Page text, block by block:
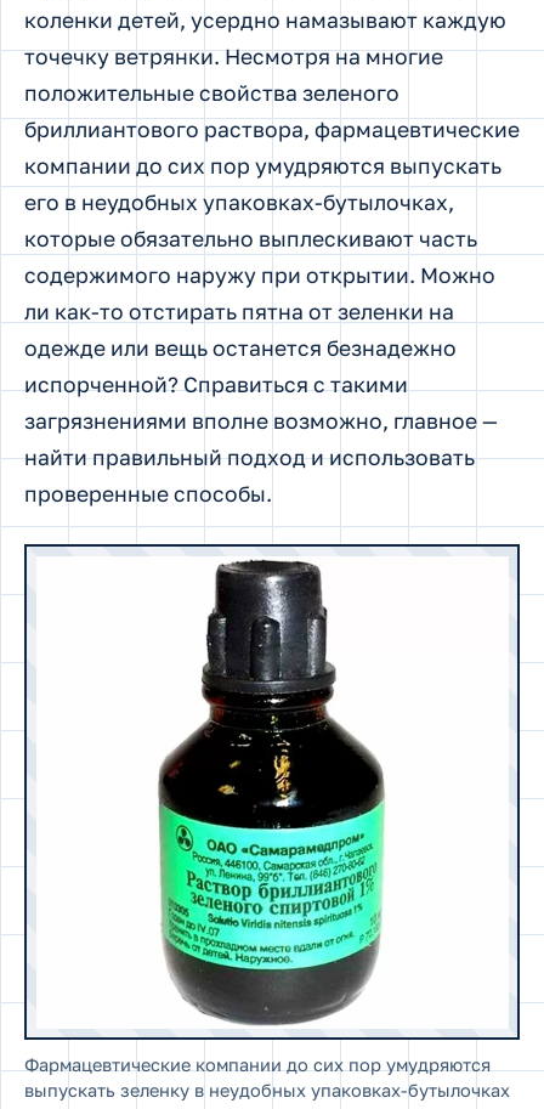
коленки детей, усердно намазывают каждую
точечку ветрянки.Несмотря на многие
положительные свойства зеленого
бриллиантового раствора, фармацевтические
компании до сих пор умудряются выпускать
его в неудобных упаковках-бутылочках,
которые обязательно выплескивают часть
содержимого наружу при открытии. Можно
ли как-то отстирать пятна от зеленки на
одежде или вещь останется безнадежно
испорченной? Справиться с такими
загрязнениями вполне возможно, главное —
найти правильный подход и использовать
проверенные способы.
Фармацевтические компании до сих пор умудряются
выпускать зеленку в неудобных упаковках-бутылочках